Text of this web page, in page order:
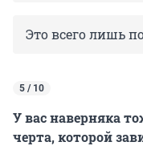
Это всего лишь
5 / 10
У вас наверняка
черта, которой